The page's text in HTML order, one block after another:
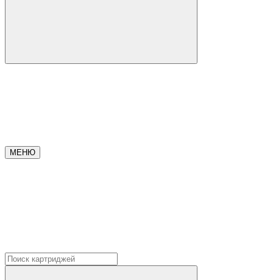
МЕНЮ